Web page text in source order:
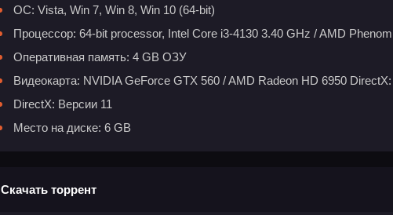
ОС: Vista, Win 7, Win 8, Win 10 (64-bit)
Процессор: 64-bit processor, Intel Core i3-4130 3.40 GHz / AMD
Оперативная память: 4 GB ОЗУ
Видеокарта: NVIDIA GeForce GTX 560 / AMD Radeon HD 6950 DirectX:
DirectX: Версии 11
Место на диске: 6 GB
Скачать торрент